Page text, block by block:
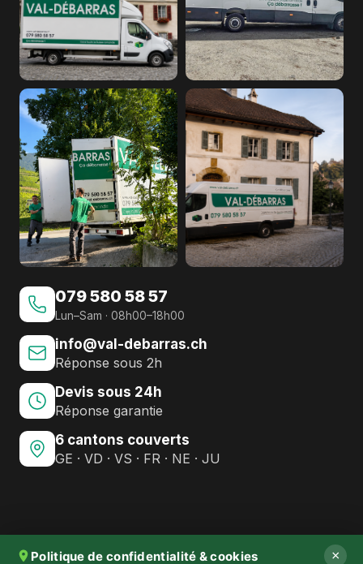
Politique de confidentialité & cookies ×
079 580 58 57
Lun–Sam · 08h00–18h00
info@val-debarras.ch
Réponse sous 2h
Devis sous 24h
Réponse garantie
6 cantons couverts
GE · VD · VS · FR · NE · JU